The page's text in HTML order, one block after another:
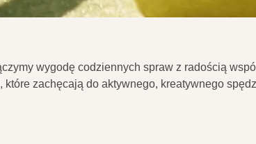
wygodę codziennych spraw z radością
zachęcają do aktywnego, kreatywnego